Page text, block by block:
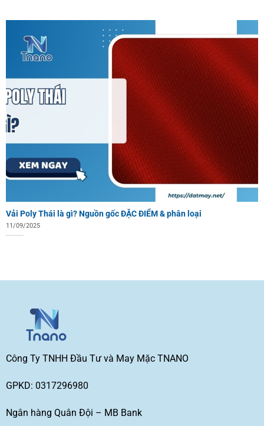
Vải Poly Thái là gì? Nguồn gốc ĐẶC ĐIỂM & phân loại
11/09/2025
Công Ty TNHH Đầu Tư và May Mặc TNANO
GPKD: 0317296980
Ngân hàng Quân Đội – MB Bank